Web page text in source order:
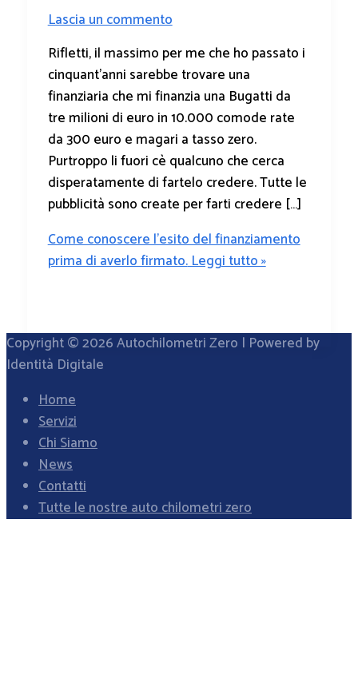
Lascia un commento
Rifletti, il massimo per me che ho passato i
cinquant’anni sarebbe trovare una
finanziaria che mi finanzia una Bugatti da
tre milioni di euro in 10.000 comode rate
da 300 euro e magari a tasso zero.
Purtroppo li fuori cè qualcuno che cerca
disperatamente di fartelo credere. Tutte le
pubblicità sono create per farti credere […]
Come conoscere l’esito del finanziamento
prima di averlo firmato.Leggi tutto »
Copyright © 2026Autochilometri Zero | Powered by
Identità Digitale
Home
Servizi
Chi Siamo
News
Contatti
Tutte le nostre auto chilometri zero